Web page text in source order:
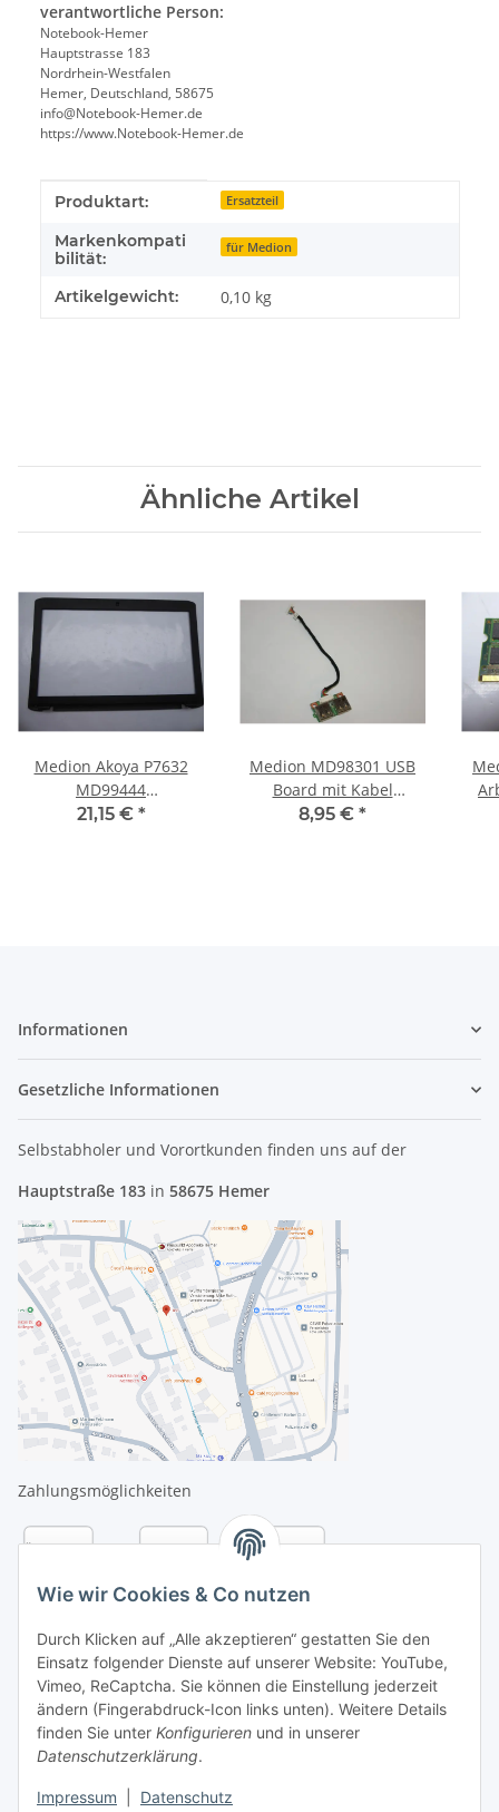
Wie wir Cookies & Co nutzen
Durch Klicken auf „Alle akzeptieren“ gestatten Sie den
Einsatz folgender Dienste auf unserer Website: YouTube,
Vimeo, ReCaptcha. Sie können die Einstellung jederzeit
ändern (Fingerabdruck-Icon links unten). Weitere Details
finden Sie unter Konfigurieren und in unserer
Datenschutzerklärung.
Impressum Datenschutz
verantwortliche Person:
Notebook-Hemer
Hauptstrasse 183
Nordrhein-Westfalen
Hemer, Deutschland, 58675
info@Notebook-Hemer.de
https://www.Notebook-Hemer.de
Produkteigenschaft
Wert
Produktart: Ersatzteil
Markenkompati
bilität:
für Medion
Artikelgewicht: 0,10 kg
Ähnliche Artikel
Medion Akoya P7632
MD99444
Displayrahmen Blende
21,15 € *
Medion MD98301 USB
Board mit Kabel
50.4Q105.011 #2648
8,95 € *
Informationen
Gesetzliche Informationen
Selbstabholer und Vorortkunden finden uns auf der
Hauptstraße 183 in 58675 Hemer
Zahlungsmöglichkeiten